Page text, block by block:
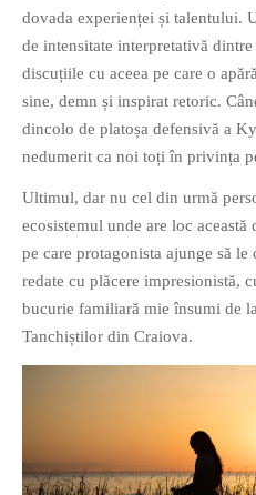
dovada experienței și talentului.
de intensitate interpretativă
discuțiile cu aceea pe care o
sine, demn și inspirat retoric.
dincolo de platoșa defensivă a
nedumerit ca noi toți în privința
Ultimul, dar nu cel din urmă
ecosistemul unde are loc
pe care protagonista ajunge să
redate cu plăcere impresionistă,
bucurie familiară mie însumi de
Tanchiștilor din Craiova.